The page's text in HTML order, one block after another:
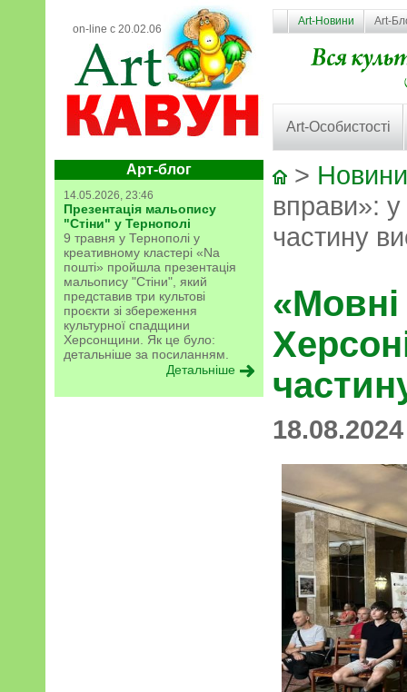
on-line с 20.02.06
Art-Новини Art-
Art-Особистості
Арт-блог
14.05.2026, 23:46
Презентація мальопису
"Стіни" у Тернополі
9 травня у Тернополі у
креативному кластері «Na
пошті» пройшла презентація
мальопису "Стіни", який
представив три культові
проєкти зі збереження
культурної спадщини
Херсонщини. Як це було:
детальніше за посиланням.
Детальніше
>
вправи»: у
частину